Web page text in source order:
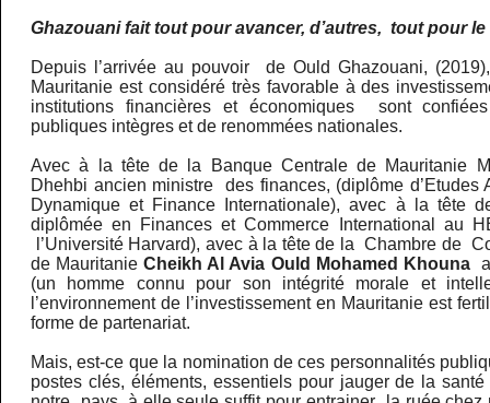
Ghazouani fait tout pour avancer, d’autres, tout pour le
Depuis l’arrivée au pouvoir de Ould Ghazouani,
Mauritanie est considéré très favorable à des
institutions financières et économiques sont
publiques intègres et de renommées nationales.
Avec à la tête de la Banque Centrale de Mauritanie
Dhehbi ancien ministre des finances, (diplôme d’Etudes
Dynamique et Finance Internationale), avec à la tête
diplômée en Finances et Commerce International au
l’Université Harvard), avec à la tête de la Chambre de
de MauritanieCheikh Al Avia Ould Mohamed Khouna
(un homme connu pour son intégrité morale et
l’environnement de l’investissement en Mauritanie est
forme de partenariat.
Mais, est-ce que la nomination de ces personnalités
postes clés, éléments, essentiels pour jauger de la